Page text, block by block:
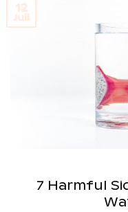
12
Juil
7 Harmful